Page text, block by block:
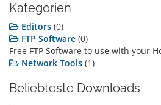
Kategorien
Editors (0)
FTP Software (0)
Free FTP Software to use with your
Network Tools (1)
Beliebteste Downloads